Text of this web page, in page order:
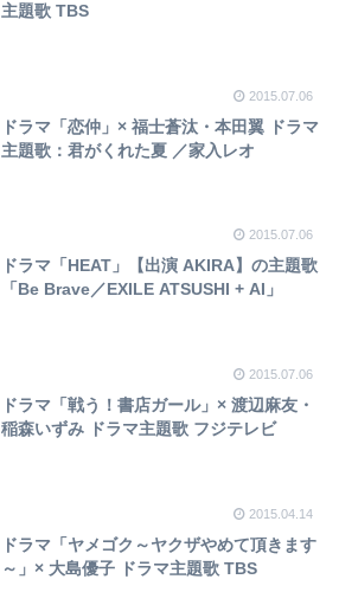
主題歌 TBS
2015.07.06
ドラマ「恋仲」× 福士蒼汰・本田翼 ドラマ
主題歌：君がくれた夏 ／家入レオ
2015.07.06
ドラマ「HEAT」【出演 AKIRA】の主題歌
「Be Brave／EXILE ATSUSHI + AI」
2015.07.06
ドラマ「戦う！書店ガール」× 渡辺麻友・
稲森いずみ ドラマ主題歌 フジテレビ
2015.04.14
ドラマ「ヤメゴク～ヤクザやめて頂きます
～」× 大島優子 ドラマ主題歌 TBS